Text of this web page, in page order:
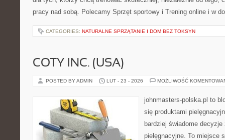
pracy nad sobą. Polecamy Sprzęt sportowy i Trening online i w
CATEGORIES: NATURALNE SPRZĄTANIE I DOM BEZ TOKSYN
COTY INC. (USA)
POSTED BY ADMIN LUT - 23 - 2026 MOŻLIWOŚĆ
johnmasters-polska.pl to
się produktami
bardziej świadome decyzje
pielęgnacyjne. To miejsce